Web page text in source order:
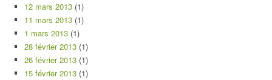
12 mars 2013 (1)
11 mars 2013 (1)
1 mars 2013 (1)
28 février 2013 (1)
26 février 2013 (1)
15 février 2013 (1)